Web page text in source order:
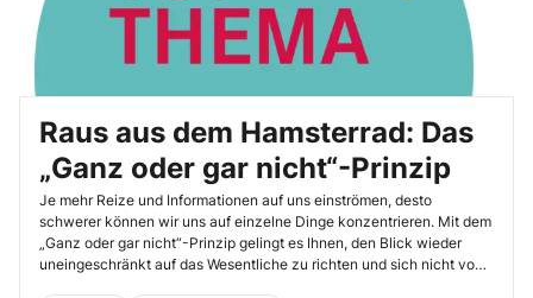
Raus aus dem Hamsterrad: Das
„Ganz oder gar nicht“-Prinzip
Je mehr Reize und Informationen auf uns einströmen, desto
schwerer können wir uns auf einzelne Dinge konzentrieren. Mit dem
„Ganz oder gar nicht“-Prinzip gelingt es Ihnen, den Blick wieder
uneingeschränkt auf das Wesentliche zu richten und sich nicht von